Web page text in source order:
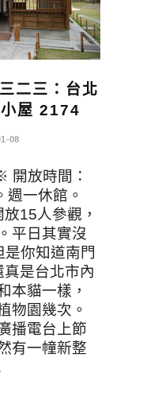
二三：台北
屋 2174
08
開放時間：
一休館。
15人參觀，
平日其實沒
你知道南門
是台北市內
本貓一樣，
物園幾次。
播電台上節
有一幢新整